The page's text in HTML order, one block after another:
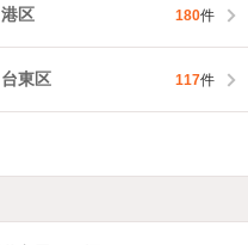
港区 180件
台東区 117件